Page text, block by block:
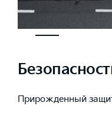
Прирожденный